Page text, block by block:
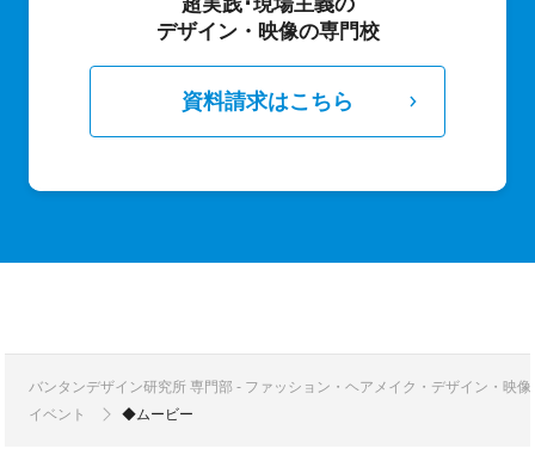
デザイン・映像の専門校
資料請求はこちら
バンタンデザイン研究所 専門部 - ファッション・ヘアメイク・デザイン・映
イベント
◆ムービー